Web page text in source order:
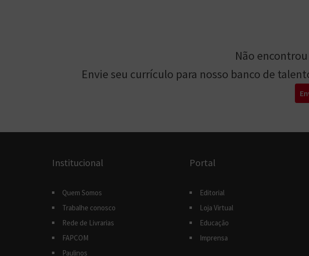
Não
Envie seu currículo para nosso banco de
Institucional
Quem Somos
Trabalhe conosco
Rede de Livrarias
FAPCOM
Paulinos
Portal
Editorial
Loja Virtual
Educação
Imprensa